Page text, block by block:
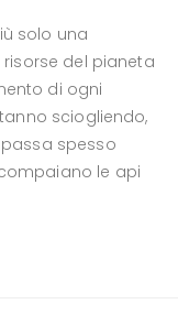
solo una
risorse del pianeta
di ogni
sciogliendo,
spesso
le api